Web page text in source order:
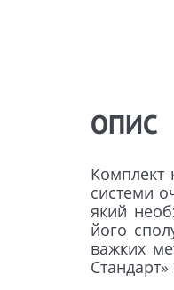
ОПИС
Комплект
системи
який
його
важких